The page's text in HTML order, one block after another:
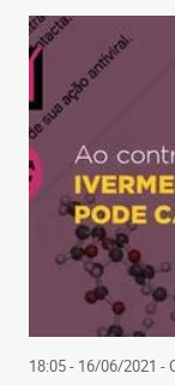
18:05 - 16/06/2021 -